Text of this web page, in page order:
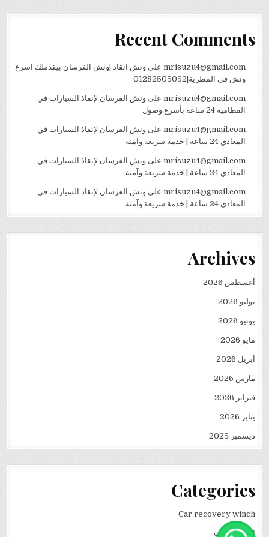
Recent Comments
mrisuzu4@gmail.comعلى ونش انقاذ |ونش الفرسان بيقدملك اسرع
ونش في المطرية|01282505052
mrisuzu4@gmail.comعلى ونش الفرسان لإنقاذ السيارات في
القطامية 24 ساعة بأسرع وصول
mrisuzu4@gmail.comعلى ونش الفرسان لإنقاذ السيارات في
المعادي 24 ساعة | خدمة سريعة وآمنة
mrisuzu4@gmail.comعلى ونش الفرسان لإنقاذ السيارات في
المعادي 24 ساعة | خدمة سريعة وآمنة
mrisuzu4@gmail.comعلى ونش الفرسان لإنقاذ السيارات في
المعادي 24 ساعة | خدمة سريعة وآمنة
Archives
أغسطس 2026
يوليو 2026
يونيو 2026
مايو 2026
أبريل 2026
مارس 2026
فبراير 2026
يناير 2026
ديسمبر 2025
Categories
Car recovery winch
انقاذ سيارات